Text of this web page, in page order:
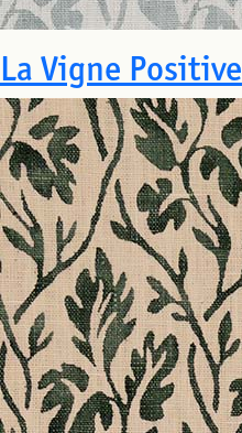
La Vigne Positive